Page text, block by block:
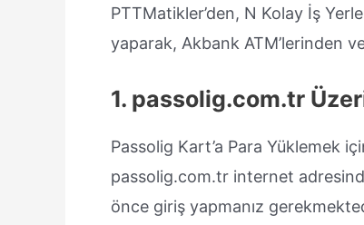
PTTMatikler’den, N Kolay İş
yaparak, Akbank ATM’lerinden
1. passolig.com.tr
Passolig Kart’a Para Yüklemek
passolig.com.tr internet
önce giriş yapmanız